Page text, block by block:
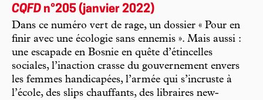
CQFD n°205 (janvier 2022)
Dans ce numéro vert de rage, un dossier « Pour en
finir avec une écologie sans ennemis ». Mais aussi :
une escapade en Bosnie en quête d’étincelles
sociales, l’inaction crasse du gouvernement envers
les femmes handicapées, l’armée qui s’incruste à
l’école, des slips chauffants, des libraires new-